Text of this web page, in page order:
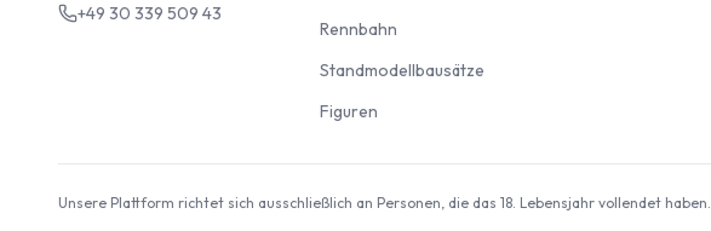
+49 30 339 509 43
Rennbahn
Standmodellbausätze
Figuren
Unsere Plattform richtet sich ausschließlich an Personen, die das 18. Lebensjahr vollendet haben.